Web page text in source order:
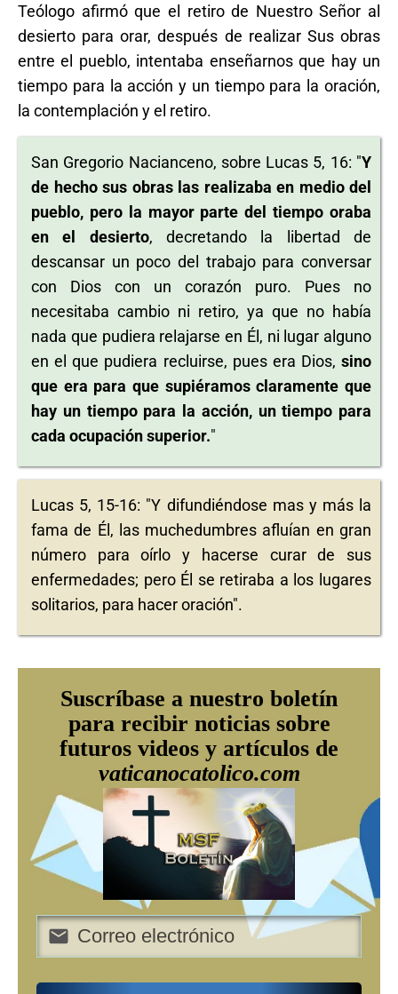
Teólogo afirmó que el retiro de Nuestro Señor al
desierto para orar, después de realizar Sus obras
entre el pueblo, intentaba enseñarnos que hay un
tiempo para la acción y un tiempo para la oración,
la contemplación y el retiro.
San Gregorio Nacianceno, sobre Lucas 5, 16: "Y
de hecho sus obras las realizaba en medio del
pueblo, pero la mayor parte del tiempo oraba
en el desierto, decretando la libertad de
descansar un poco del trabajo para conversar
con Dios con un corazón puro. Pues no
necesitaba cambio ni retiro, ya que no había
nada que pudiera relajarse en Él, ni lugar alguno
en el que pudiera recluirse, pues era Dios, sino
que era para que supiéramos claramente que
hay un tiempo para la acción, un tiempo para
cada ocupación superior."
Lucas 5, 15-16: "Y difundiéndose mas y más la
fama de Él, las muchedumbres afluían en gran
número para oírlo y hacerse curar de sus
enfermedades; pero Él se retiraba a los lugares
solitarios, para hacer oración".
Suscríbase a nuestro boletín
para recibir noticias sobre
futuros videos y artículos de
vaticanocatolico.com